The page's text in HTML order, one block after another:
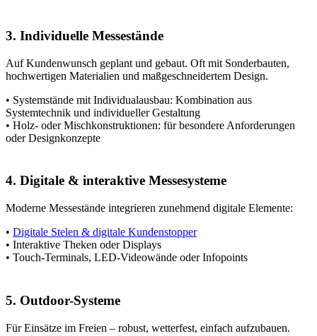
3. Individuelle Messestände
Auf Kundenwunsch geplant und gebaut. Oft mit Sonderbauten,
hochwertigen Materialien und maßgeschneidertem Design.
• Systemstände mit Individualausbau: Kombination aus
Systemtechnik und individueller Gestaltung
• Holz- oder Mischkonstruktionen: für besondere Anforderungen
oder Designkonzepte
4. Digitale & interaktive Messesysteme
Moderne Messestände integrieren zunehmend digitale Elemente:
• Digitale Stelen & digitale Kundenstopper
• Interaktive Theken oder Displays
• Touch-Terminals, LED-Videowände oder Infopoints
5. Outdoor-Systeme
Für Einsätze im Freien – robust, wetterfest, einfach aufzubauen.